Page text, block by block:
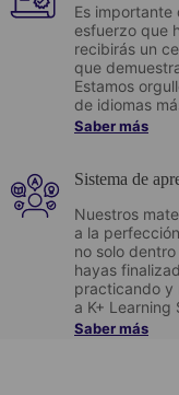
Es
esfuerzo que
recibirás un
que
Estamos
de idiomas
Saber más
Sistema de
Nuestros
a la
no solo
hayas
practicando y
a K+ Learning
Saber más